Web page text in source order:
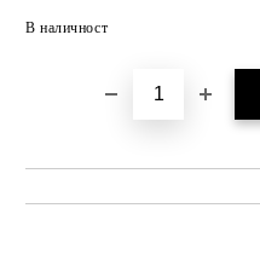
В наличност